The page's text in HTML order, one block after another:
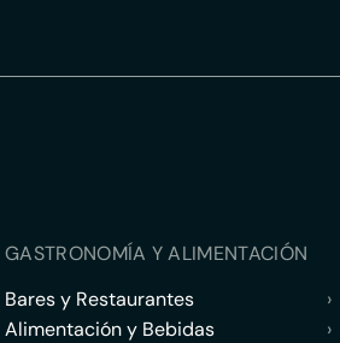
GASTRONOMÍA Y ALIMENTACIÓN
Bares y Restaurantes
›
Alimentación y Bebidas
›